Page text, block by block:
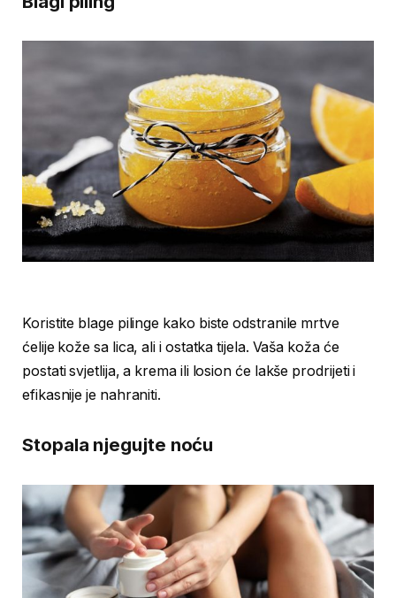
Koristite blage pilinge kako biste odstranile mrtve
ćelije kože sa lica, ali i ostatka tijela. Vaša koža će
postati svjetlija, a krema ili losion će lakše prodrijeti i
efikasnije je nahraniti.
Stopala njegujte noću